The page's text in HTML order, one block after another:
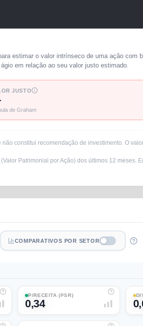
estimar o valor intrínseco de uma ação com
em relação ao seu valor justo estimado.
JUSTO
de Graham
constitui recomendação de investimento. O
Patrimonial por Ação) dos últimos 12
COMPARATIVOS POR SETOR
P/RECEITA (PSR)
0,34